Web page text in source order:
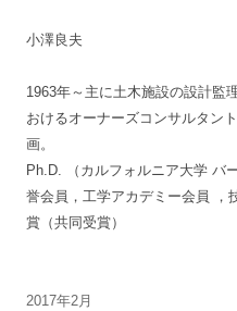
小澤良夫
1963年～主に土木施設の設計監
おけるオーナーズコンサルタン
画。
Ph.D. （カルフォルニア大学 バ
誉会員，工学アカデミー会員 ，
賞（共同受賞）
2017年2月